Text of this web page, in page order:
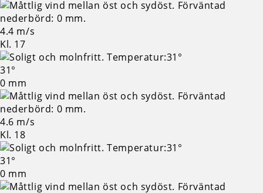
4.4 m/s
Kl. 17
31°
0 mm
4.6 m/s
Kl. 18
31°
0 mm